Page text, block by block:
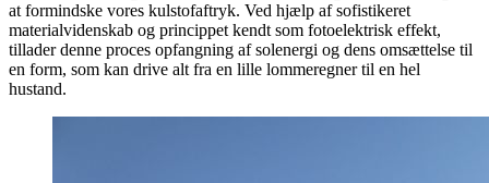
at formindske vores kulstofaftryk. Ved hjælp af sofistikeret
materialvidenskab og princippet kendt som fotoelektrisk effekt,
tillader denne proces opfangning af solenergi og dens omsættelse til
en form, som kan drive alt fra en lille lommeregner til en hel
hustand.